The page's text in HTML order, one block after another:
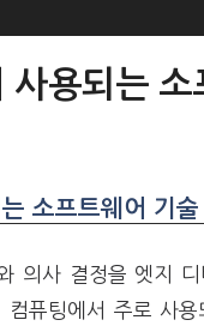
사용되는 소
소프트웨어 기술
의사 결정을 엣지
퓨팅에서 주로 사